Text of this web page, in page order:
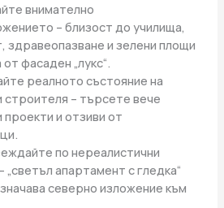
внимателно
– близост до училища,
здравеопазване и зелени площи
фасаден „лукс“.
реалното състояние на
строителя – търсете вече
и отзиви от
по нереалистични
„светъл апартамент с гледка“
северно изложение към